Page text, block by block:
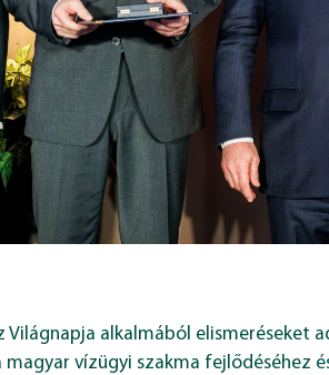
Világnapja alkalmából elismeréseket
vízügyi szakma fejlődéséhez